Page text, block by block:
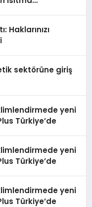
Haklarınızı
sektörüne giriş
yeni
Türkiye’de
yeni
Türkiye’de
yeni
Türkiye’de